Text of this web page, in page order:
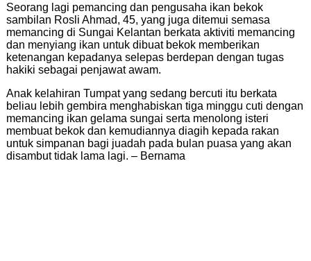
Seorang lagi pemancing dan pengusaha ikan bekok
sambilan Rosli Ahmad, 45, yang juga ditemui semasa
memancing di Sungai Kelantan berkata aktiviti memancing
dan menyiang ikan untuk dibuat bekok memberikan
ketenangan kepadanya selepas berdepan dengan tugas
hakiki sebagai penjawat awam.
Anak kelahiran Tumpat yang sedang bercuti itu berkata
beliau lebih gembira menghabiskan tiga minggu cuti dengan
memancing ikan gelama sungai serta menolong isteri
membuat bekok dan kemudiannya diagih kepada rakan
untuk simpanan bagi juadah pada bulan puasa yang akan
disambut tidak lama lagi. – Bernama